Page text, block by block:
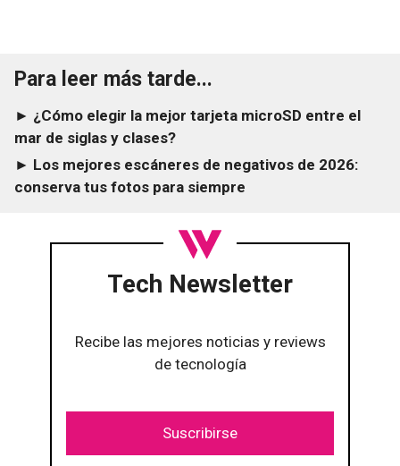
Para leer más tarde...
► ¿Cómo elegir la mejor tarjeta microSD entre el
mar de siglas y clases?
► Los mejores escáneres de negativos de 2026:
conserva tus fotos para siempre
Tech Newsletter
Recibe las mejores noticias y reviews
de tecnología
Suscribirse